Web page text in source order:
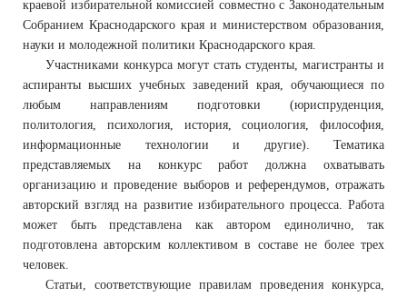
краевой избирательной комиссией совместно с Законодательным
Собранием Краснодарского края и министерством образования,
науки и молодежной политики Краснодарского края.
Участниками конкурса могут стать студенты, магистранты и
аспиранты высших учебных заведений края, обучающиеся по
любым направлениям подготовки (юриспруденция,
политология, психология, история, социология, философия,
информационные технологии и другие). Тематика
представляемых на конкурс работ должна охватывать
организацию и проведение выборов и референдумов, отражать
авторский взгляд на развитие избирательного процесса. Работа
может быть представлена как автором единолично, так
подготовлена авторским коллективом в составе не более трех
человек.
Статьи, соответствующие правилам проведения конкурса,